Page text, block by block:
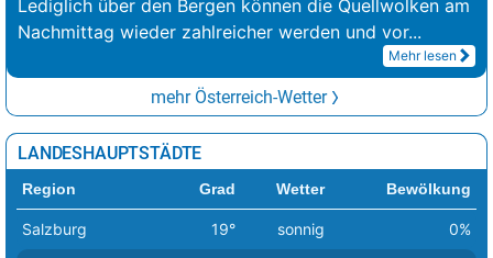
Lediglich über den Bergen können die Quellwolken am
Nachmittag wieder zahlreicher werden und vor...
Mehr lesen
mehr Österreich-Wetter
LANDESHAUPTSTÄDTE
Region Grad Wetter Bewölkung
Salzburg 19° sonnig 0%